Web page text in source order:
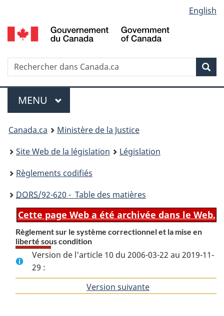
au
contenu
propos
de
la
HTML
simplifiée
selection
English
Recherche
Menu
MENU PRINCIPAL
You
are
here:
Canada.ca
Ministère de la Justice
Site Web de la législation
Législation
Règlements codifiés
DORS/92-620 - Table des matières
Cette page Web a été archivée dans le Web.
Règlement sur le système correctionnel et la mise en
liberté sous condition
Version de l'article 10 du 2006-03-22 au 2019-11-
29 :
Version suivante